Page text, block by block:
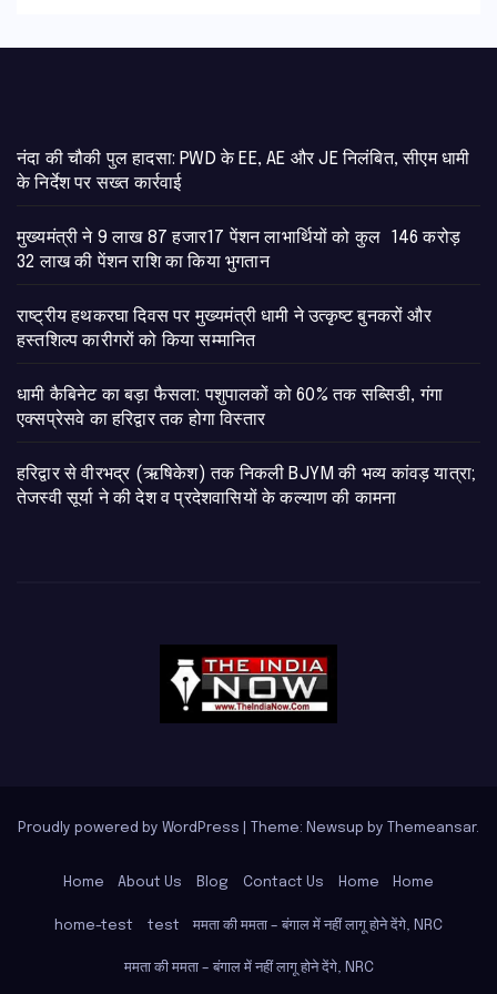
नंदा की चौकी पुल हादसा: PWD के EE, AE और JE निलंबित, सीएम धामी
के निर्देश पर सख्त कार्रवाई
मुख्यमंत्री ने 9 लाख 87 हजार17 पेंशन लाभार्थियों को कुल 146 करोड़
32 लाख की पेंशन राशि का किया भुगतान
राष्ट्रीय हथकरघा दिवस पर मुख्यमंत्री धामी ने उत्कृष्ट बुनकरों और
हस्तशिल्प कारीगरों को किया सम्मानित
​धामी कैबिनेट का बड़ा फैसला: पशुपालकों को 60% तक सब्सिडी, गंगा
एक्सप्रेसवे का हरिद्वार तक होगा विस्तार
​हरिद्वार से वीरभद्र (ऋषिकेश) तक निकली BJYM की भव्य कांवड़ यात्रा;
तेजस्वी सूर्या ने की देश व प्रदेशवासियों के कल्याण की कामना
Proudly powered by WordPress Theme: Newsup by Themeansar.
Home About Us Blog Contact Us Home Home
home-test test ममता की ममता – बंगाल में नहीं लागू होने देंगे, NRC
ममता की ममता – बंगाल में नहीं लागू होने देंगे, NRC